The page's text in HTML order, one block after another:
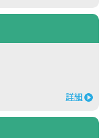
詳細